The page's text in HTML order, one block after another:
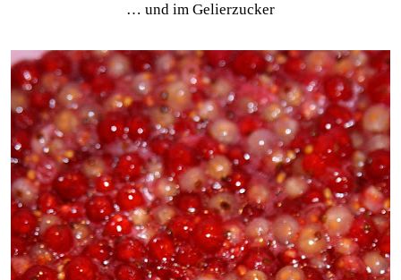
… und im Gelierzucker